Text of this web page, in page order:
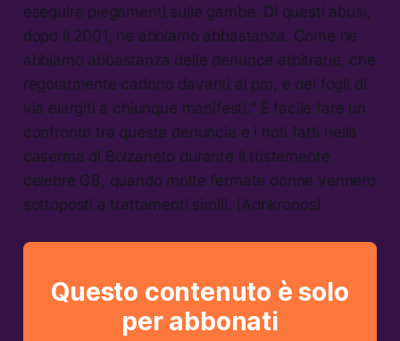
eseguire piegamenti sulle gambe. Di questi abusi,
dopo il 2001, ne abbiamo abbastanza. Come ne
abbiamo abbastanza delle denunce arbitrarie, che
regolarmente cadono davanti al pm, e dei fogli di
via elargiti a chiunque manifesti.” È facile fare un
confronto tra questa denuncia e i noti fatti nella
caserma di Bolzaneto durante il tristemente
celebre G8, quando molte fermate donne vennero
sottoposti a trattamenti simili. (Adnkronos)
Questo contenuto è solo
per abbonati